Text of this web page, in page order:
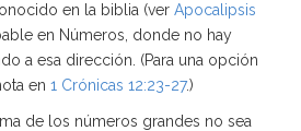
en la biblia (ver Apocalipsis
en Números, donde no hay
a esa dirección. (Para una opción
en 1 Crónicas 12:23-27.)
de los números grandes no sea